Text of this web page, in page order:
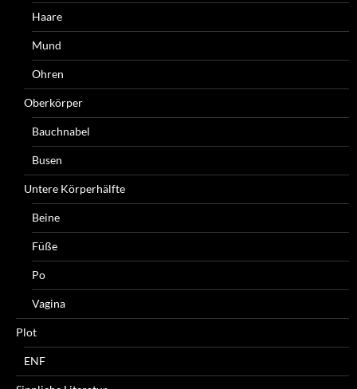
Haare
Mund
Ohren
Oberkörper
Bauchnabel
Busen
Untere Körperhälfte
Beine
Füße
Po
Vagina
Plot
ENF